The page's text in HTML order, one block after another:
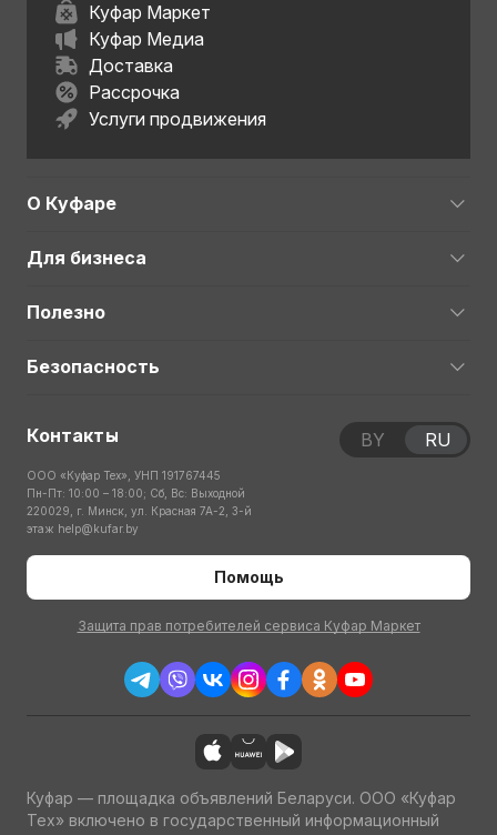
Куфар Маркет
Куфар Медиа
Доставка
Рассрочка
Услуги продвижения
О Куфаре
Для бизнеса
Полезно
Безопасность
Контакты
ООО «Куфар Тех», УНП 191767445
Пн-Пт: 10:00 – 18:00; Сб, Вс: Выходной
220029, г. Минск, ул. Красная 7А-2, 3-й
этаж help@kufar.by
Помощь
Защита прав потребителей сервиса Куфар Маркет
BY RU
Куфар — площадка объявлений Беларуси. ООО «Куфар
Тех» включено в государственный информационный